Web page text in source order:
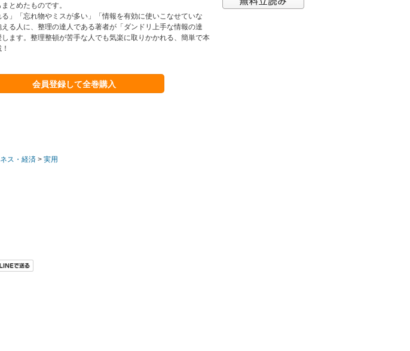
とめたものです。
る」「忘れ物やミスが多い」「情報を有効に使いこなせていな
る人に、整理の達人である著者が「ダンドリ上手な情報の達
します。整理整頓が苦手な人でも気楽に取りかかれる、簡単で本
会員登録して全巻購入
ス・経済 > 実用